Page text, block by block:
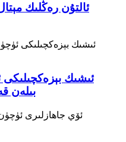
ئىشىك
بىلەن